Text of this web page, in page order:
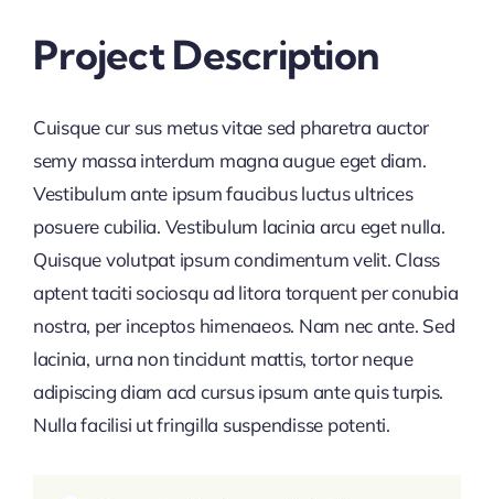
Project Description
Cuisque cur sus metus vitae sed pharetra auctor
semy massa interdum magna augue eget diam.
Vestibulum ante ipsum faucibus luctus ultrices
posuere cubilia. Vestibulum lacinia arcu eget nulla.
Quisque volutpat ipsum condimentum velit. Class
aptent taciti sociosqu ad litora torquent per conubia
nostra, per inceptos himenaeos. Nam nec ante. Sed
lacinia, urna non tincidunt mattis, tortor neque
adipiscing diam acd cursus ipsum ante quis turpis.
Nulla facilisi ut fringilla suspendisse potenti.